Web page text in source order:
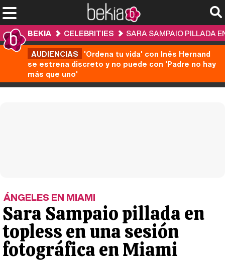
BEKIA CELEBRITIES
SARA SAMPAIO PILLADA
AUDIENCIAS 'Ordena tu vida' con Inés Hernand
se estrena discreto y no puede con 'Padre no hay
más que uno'
ÁNGELES EN MIAMI
Sara Sampaio pillada en
topless en una sesión
fotográfica en Miami